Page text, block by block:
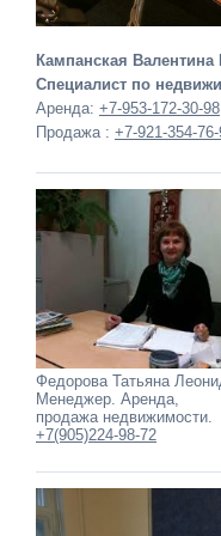
Кампанская Валентина
Специалист по
Аренда: +7-953-172-30-98
Продажа : +7-921-354-
Федорова Татьяна
Менеджер. Аренда,
продажа недвижимости.
+7(905)224-98-72